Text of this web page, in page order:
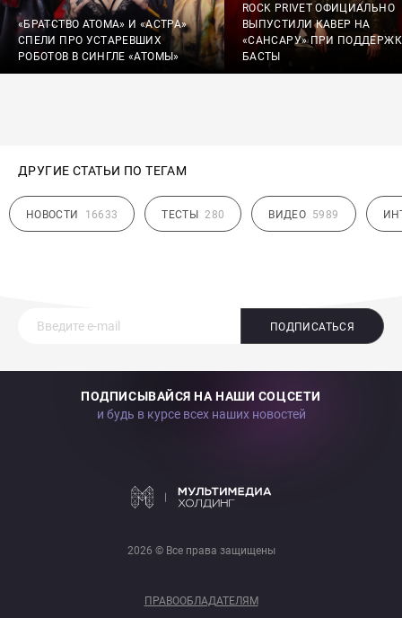
«БРАТСТВО АТОМА» И «АСТРА»
СПЕЛИ ПРО УСТАРЕВШИХ
РОБОТОВ В СИНГЛЕ «АТОМЫ»
ROCK PRIVET ОФИЦИАЛЬНО
ВЫПУСТИЛИ КАВЕР НА
«САНСАРУ» ПРИ
БАСТЫ
ДРУГИЕ СТАТЬИ ПО ТЕГАМ
НОВОСТИ 16633 ТЕСТЫ 280 ВИДЕО 5989
ПОДПИСАТЬСЯ
ПОДПИСЫВАЙСЯ НА НАШИ СОЦСЕТИ
и будь в курсе всех наших новостей
2026 © Все права защищены
ПРАВООБЛАДАТЕЛЯМ